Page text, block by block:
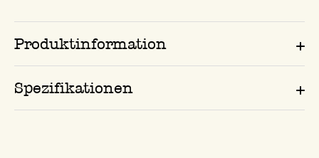
Produktinformation
Spezifikationen